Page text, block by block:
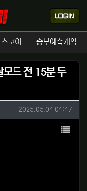
코어 승부예측게임
모드 전 15분 두
작성일
2025.05.04 04:47
목록